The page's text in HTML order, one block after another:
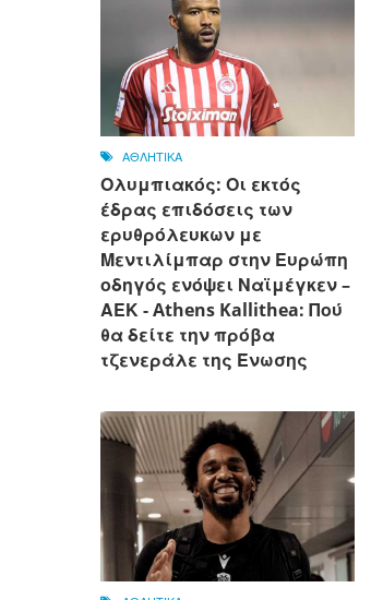
ΑΘΛΗΤΙΚΑ
Ολυμπιακός: Οι εκτός
έδρας επιδόσεις των
ερυθρόλευκων με
Μεντιλίμπαρ στην Ευρώπη
οδηγός ενόψει Ναϊμέγκεν –
ΑΕΚ - Athens Kallithea: Πού
θα δείτε την πρόβα
τζενεράλε της Ένωσης